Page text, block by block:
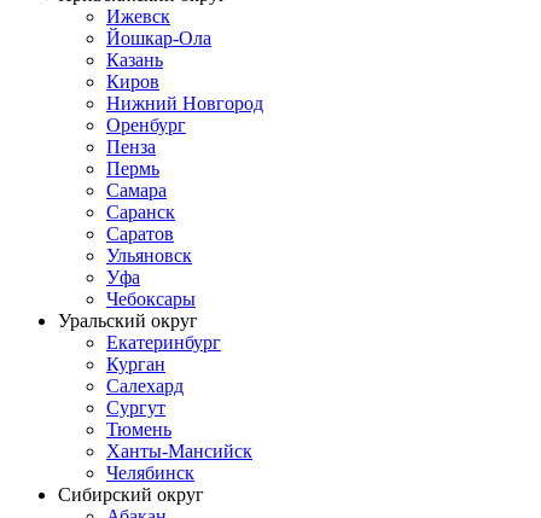
Ижевск
Йошкар-Ола
Казань
Киров
Нижний Новгород
Оренбург
Пенза
Пермь
Самара
Саранск
Саратов
Ульяновск
Уфа
Чебоксары
Уральский округ
Екатеринбург
Курган
Салехард
Сургут
Тюмень
Ханты-Мансийск
Челябинск
Сибирский округ